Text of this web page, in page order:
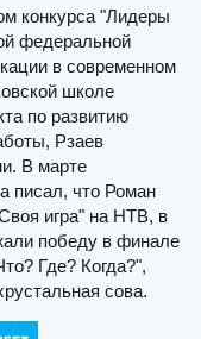
конкурса "Лидеры
федеральной
в современном
школе
по развитию
Рзаев
В марте
писал, что Роман
игра" на НТВ, в
победу в финале
Где? Когда?",
сова.